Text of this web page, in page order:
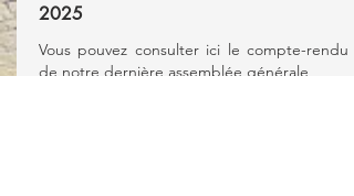
2025
Vous pouvez consulter ici le compte-rendu
de notre dernière assemblée générale